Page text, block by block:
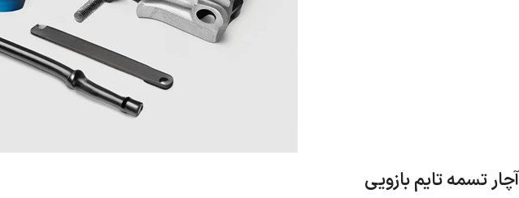
آچار تسمه تایم بازویی